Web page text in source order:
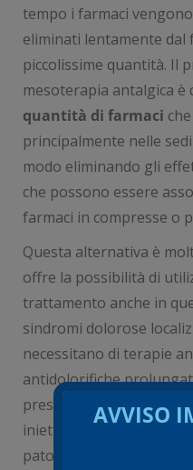
tempo i farmaci
eliminati lentamente dal
piccolissime quantità. Il
mesoterapia antalgica è
quantità di farmaci
principalmente nelle
modo eliminando gli
che possono essere
farmaci in compresse o
Questa alternativa è
offre la possibilità di
trattamento anche in
sindromi dolorose
necessitano di terapie
antidolorifiche
presentano
iniettivo classico per la
patologie (problemi allo
AVVISO